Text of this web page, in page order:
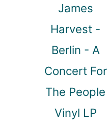
James
Harvest -
Berlin - A
Concert For
The People
Vinyl LP